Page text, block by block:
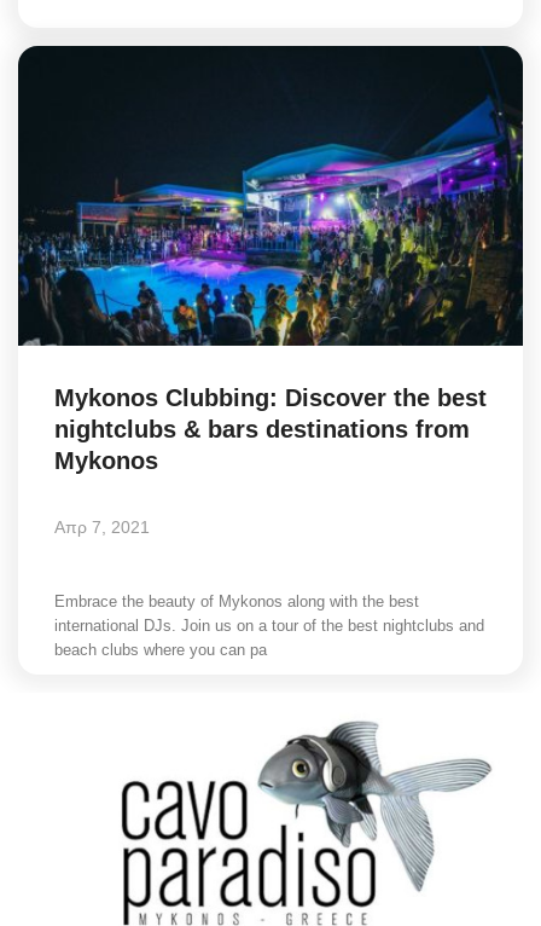
Health
Sustainability
In Pictures
Science & Tech
Aegean Islands
Σεβασμιώτατος Δωρόθεος Β’
Cost Of Living Crisis
Opinion + Analysis
Local Elections 2023
Mykonos Clubbing: Discover the best
nightclubs & bars destinations from
Mykonos
Απρ 7, 2021
Embrace the beauty of Mykonos along with the best
international DJs. Join us on a tour of the best nightclubs and
beach clubs where you can pa